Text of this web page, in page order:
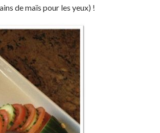
de maïs pour les yeux) !